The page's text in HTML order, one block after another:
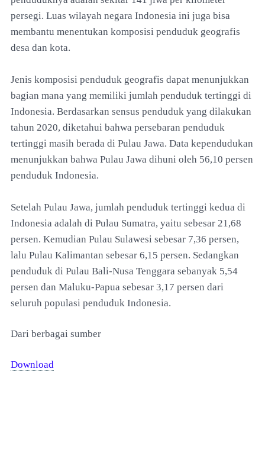
persegi. Luas wilayah negara Indonesia ini juga bisa
membantu menentukan komposisi penduduk geografis
desa dan kota.
Jenis komposisi penduduk geografis dapat menunjukkan
bagian mana yang memiliki jumlah penduduk tertinggi di
Indonesia. Berdasarkan sensus penduduk yang dilakukan
tahun 2020, diketahui bahwa persebaran penduduk
tertinggi masih berada di Pulau Jawa. Data kependudukan
menunjukkan bahwa Pulau Jawa dihuni oleh 56,10 persen
penduduk Indonesia.
Setelah Pulau Jawa, jumlah penduduk tertinggi kedua di
Indonesia adalah di Pulau Sumatra, yaitu sebesar 21,68
persen. Kemudian Pulau Sulawesi sebesar 7,36 persen,
lalu Pulau Kalimantan sebesar 6,15 persen. Sedangkan
penduduk di Pulau Bali-Nusa Tenggara sebanyak 5,54
persen dan Maluku-Papua sebesar 3,17 persen dari
seluruh populasi penduduk Indonesia.
Dari berbagai sumber
Download